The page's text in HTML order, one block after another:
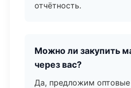
отчётность.
Можно ли закупить
через вас?
Да, предложим